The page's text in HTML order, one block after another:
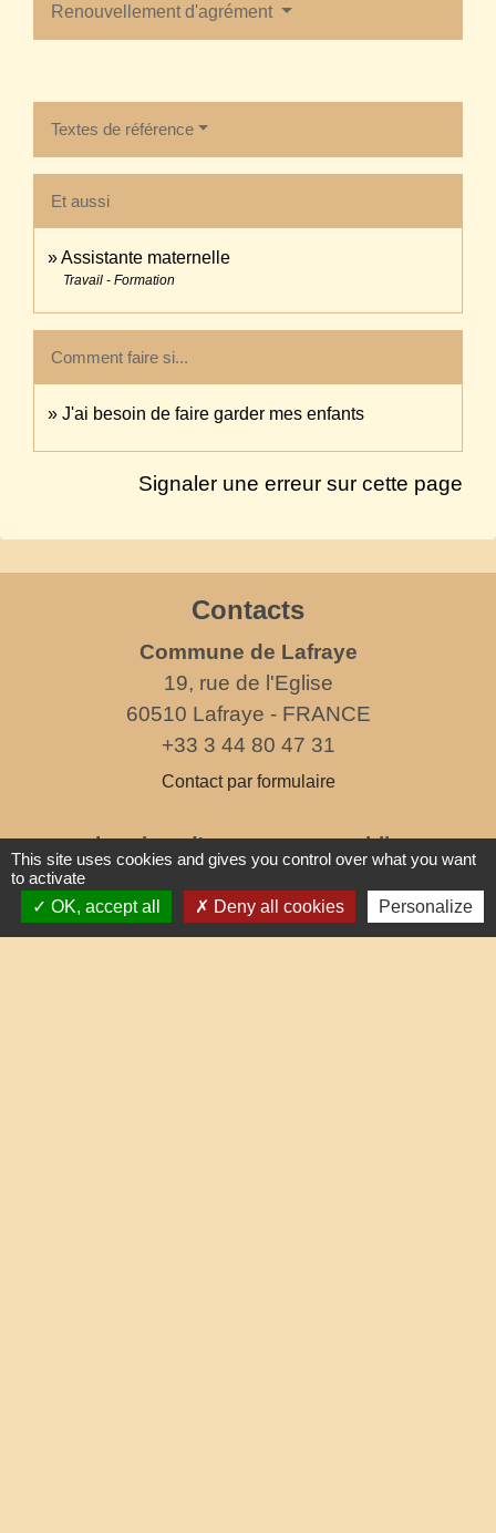
Renouvellement d'agrément
Textes de référence
Et aussi
Assistante maternelle
Travail - Formation
Comment faire si...
J'ai besoin de faire garder mes enfants
Signaler une erreur sur cette page
Contacts
Commune de Lafraye
19, rue de l'Eglise
60510 Lafraye - FRANCE
+33 3 44 80 47 31
Contact par formulaire
horaires d'ouverture au public
le mercredi de 17h à 19h
This site uses cookies and gives you control over what you want
to activate
OK, accept all
Deny all cookies Personalize